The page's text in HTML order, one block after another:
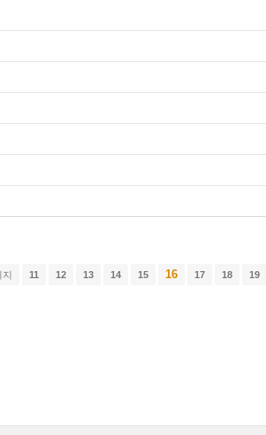
지 11 12 13 14 15 16 17 18 19